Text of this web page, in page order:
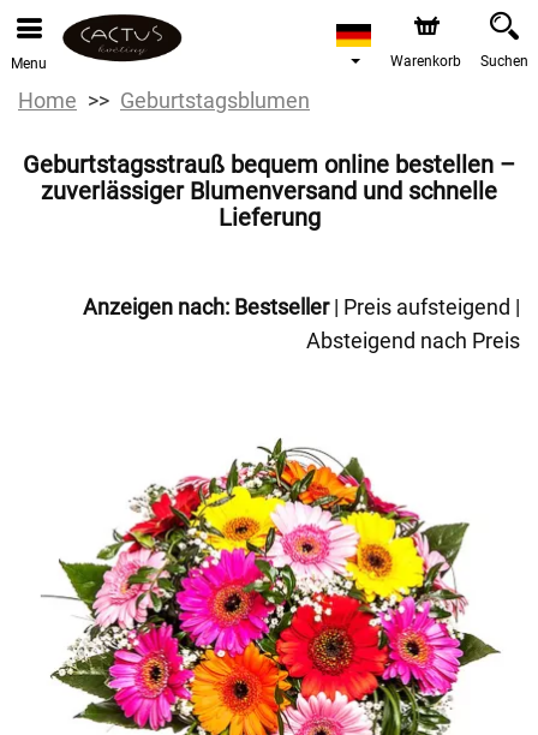
Menu Warenkorb Suchen
Home Geburtstagsblumen
Geburtstagsstrauß bequem online bestellen –
zuverlässiger Blumenversand und schnelle
Lieferung
Anzeigen nach: Bestseller| Preis aufsteigend |
Absteigend nach Preis